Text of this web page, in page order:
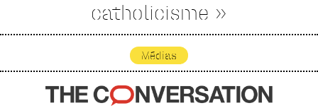
catholicisme »
Médias